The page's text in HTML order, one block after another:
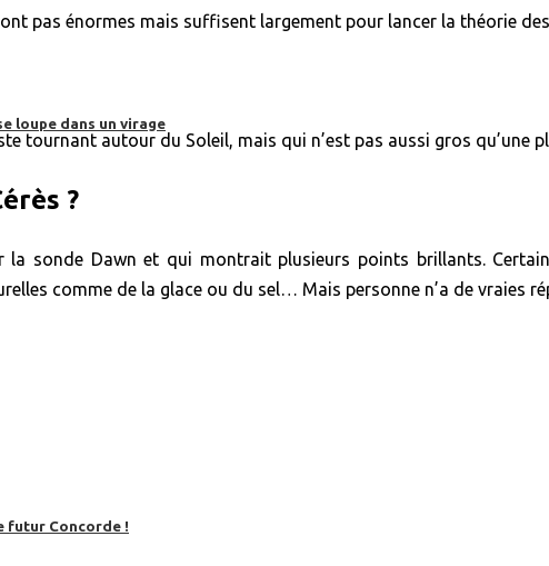
loupe dans un virage
futur Concorde !
pas énormes mais suffisent largement pour lancer la théorie
tournant autour du Soleil, mais qui n’est pas aussi gros qu’une
?
sonde Dawn et qui montrait plusieurs points brillants.
comme de la glace ou du sel… Mais personne n’a de vraies